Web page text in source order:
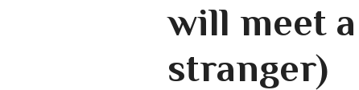
will meet
stranger)